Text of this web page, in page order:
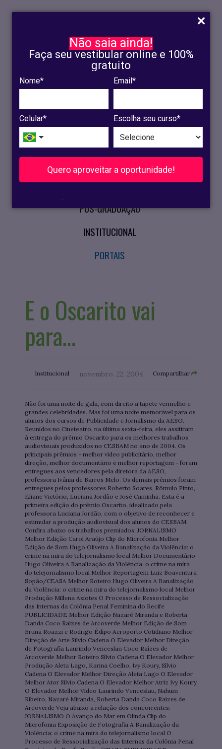
Não saia ainda!
Faça seu vestibular online e 100%
gratuito
Nome* Email*
Celular* Escolha seu curso*
Quero aproveitar a oportunidade!
.
INSCRIÇÃO
OLINDA
RECIFE
VESTIBULAR
CURSOS PRESENCIAIS
PÓS-GRADUAÇÃO
INSTITUCIONAL
PORTAIS
E o Oscarito vai
para...
Institucional novembro. 22, 2004 Compartilhar
Não foi uma noite de gala, com direito a tapete vermelho e
grandes celebridades. Mas foi uma noite memorável para os
alunos dos cursos de Publicidade e Jornalismo da AESO.
Reunidos no Cineteatro, na última sexta-feira, eles assitiram
à entrega do prêmio Oscarito para os melhores trabalhos
audiovisuais produzidos no CESBAM no ano de 2004. Os
principais prêmios - melhor vídeo publicitário, melhor
direção, melhor documentário e melhor reportagem - foram
entregues aos vencedores pela diretora da AESO,
professora Ivânia de Barros Melo. Os demais prêmios foram
entregues pelos professores Roberto Soares, Rômulo Pinto,
Eliane Victório, Luciana Jordão e José Caminha. Esta é a
primeira edição do prêmio Oscarito, idealizado pela
professora Luciana Jordão, com o objetivo de reconhecer e
estimular a produção audiovisual dos alunos do CESBAM.
Confira abaixo os trabalhos premiados. JORNALISMO
Melhor Edição Carol Araújo Clip do Microfonia Melhor
Edição de Som Hugo Oliveira A Banalização da Violência: o
crime na mira do telejornalismo local Melhor Documentário
Hugo Oliveira A Banalização da Violência: o crime na mira
do telejornalismo local Melhor Reportagem Luiz Boaventura
Sopão/CEASA Melhor Roteiro Hugo Oliveira A Banalização
da Violência: o crime na mira do telejornalismo local Melhor
Produção Millena Axiotes O Processo de Ressocialização
das Internas da Colônia Penal Feminina do Recife
PUBLICIDADE Melhor Edição Nazaré Miranda e Roberta
Danda Coco Raízes de Arcoverde Melhor Edição de Som
Bruna Roazzi e Rodrigo Édipo Aeroporto Cotidiano Melhor
Direção de Arte Sílvio Cadena O Elevador Melhor Direção
de Fotografia Laurindo Venceslau Coco Raízes de
Arcoverde Melhor Roteiro Sílvio Cadena O Elevador Melhor
Produção Aleta Lago, Karina Coelho, Ivy Koury, Sílvio
Cadena O Elevador Melhor Direção Aleta Lago O Elevador
Melhor Ator Sílvio Cadena O Elevador Melhor Atriz Ivy Koury
O Elevador Melhor Vídeo Laurindo Venceslau, Nahum
Ribeiro, Nazaré Miranda, Roberta Danda Coco Raízes de
Arcoverde Veja abaixo a relação dos concorrentes:
JORNALISMO O Avanço do Mar em Olinda Clip do
Microfonia Exposição de Fotografia A Banalização da
Violência: o crime na mira do telejornalismo local O
Processo de Ressocialização das Internas da Colônia Penal